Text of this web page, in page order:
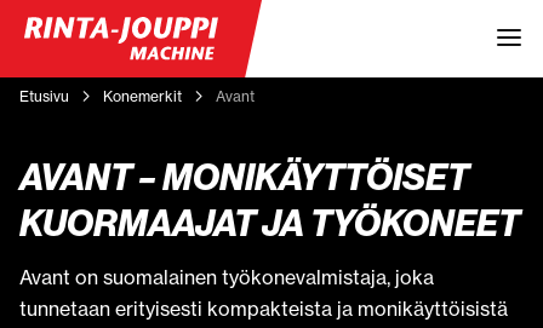
Etusivu Konemerkit Avant
AVANT – MONIKÄYTTÖISET
KUORMAAJAT JA TYÖKONEET
Avant on suomalainen työkonevalmistaja, joka
tunnetaan erityisesti kompakteista ja monikäyttöisistä